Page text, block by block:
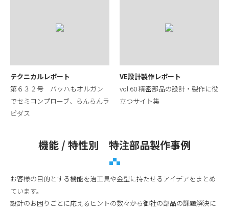
テクニカルレポート
第６３２号 バッハもオルガン
でセミコンプローブ、らんらんラ
ピダス
VE設計製作レポート
vol.60 精密部品の設計・製作に役
立つサイト集
機能 / 特性別 特注部品製作事例
お客様の目的とする機能を治工具や金型に持たせるアイデアをまとめ
ています。
設計のお困りごとに応えるヒントの数々から御社の部品の課題解決に